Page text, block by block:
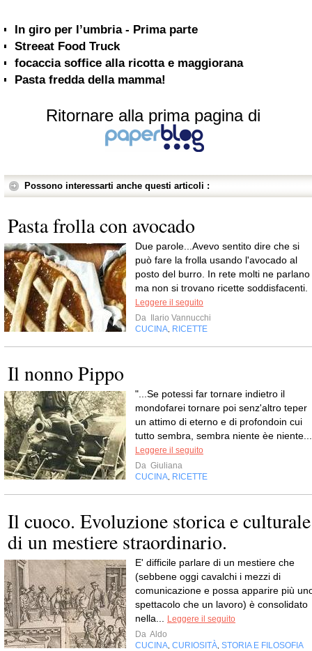
In giro per l’umbria - Prima parte
Streeat Food Truck
focaccia soffice alla ricotta e maggiorana
Pasta fredda della mamma!
Ritornare alla prima pagina di
Possono interessarti anche questi articoli :
Pasta frolla con avocado
Due parole...Avevo sentito dire che si
può fare la frolla usando l'avocado al
posto del burro. In rete molti ne parlano
ma non si trovano ricette soddisfacenti.
Leggere il seguito
Da Ilario Vannucchi
CUCINA RICETTE
Il nonno Pippo
"...Se potessi far tornare indietro il
mondofarei tornare poi senz'altro teper
un attimo di eterno e di profondoin cui
tutto sembra, sembra niente èe niente...
Leggere il seguito
Da Giuliana
CUCINA RICETTE
Il cuoco. Evoluzione storica e culturale
di un mestiere straordinario.
E' difficile parlare di un mestiere che
(sebbene oggi cavalchi i mezzi di
comunicazione e possa apparire più
spettacolo che un lavoro) è consolidato
nella...
Leggere il seguito
Da Aldo
CUCINA CURIOSITÀ STORIA E FILOSOFIA